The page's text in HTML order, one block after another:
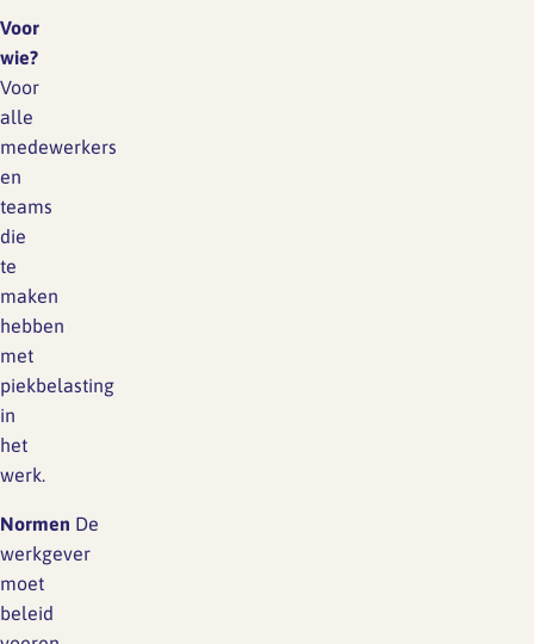
Voor
wie?
Voor
alle
medewerkers
en
teams
die
te
maken
hebben
met
piekbelasting
in
het
werk.
Normen De
werkgever
moet
beleid